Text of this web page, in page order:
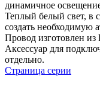
динамичное
Теплый белый свет, в
создать необходимую
Провод изготовлен
Аксессуар для
отдельно.
Страница серии